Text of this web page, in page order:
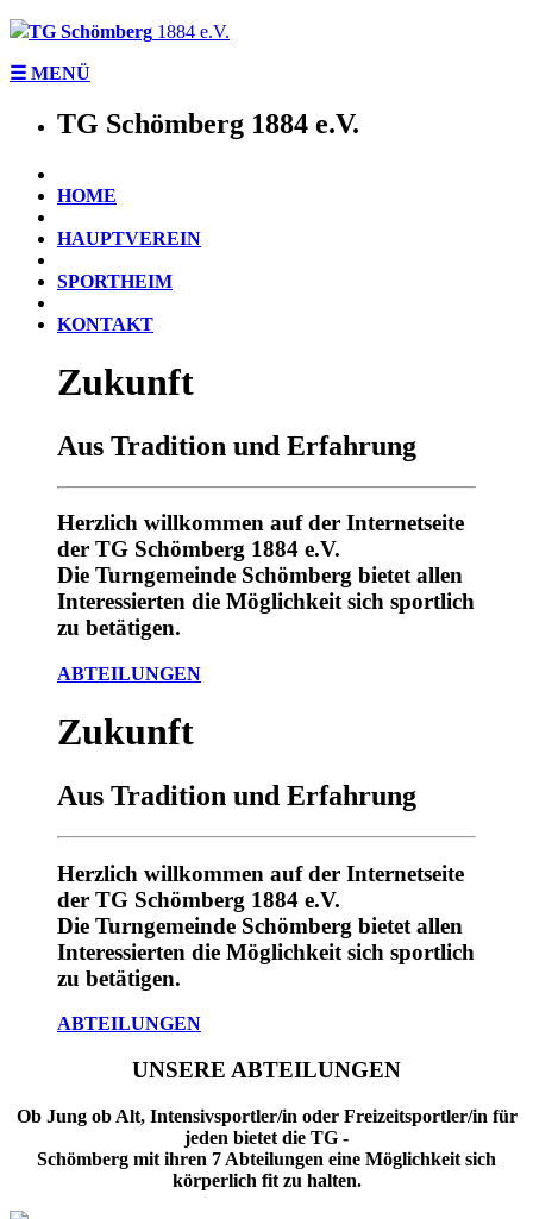
TG Schömberg 1884 e.V.
☰ MENÜ
TG Schömberg 1884 e.V.
HOME
HAUPTVEREIN
SPORTHEIM
KONTAKT
Zukunft
Aus Tradition und Erfahrung
Herzlich willkommen auf der Internetseite
der TG Schömberg 1884 e.V.
Die Turngemeinde Schömberg bietet allen
Interessierten die Möglichkeit sich sportlich
zu betätigen.
ABTEILUNGEN
Zukunft
Aus Tradition und Erfahrung
Herzlich willkommen auf der Internetseite
der TG Schömberg 1884 e.V.
Die Turngemeinde Schömberg bietet allen
Interessierten die Möglichkeit sich sportlich
zu betätigen.
ABTEILUNGEN
UNSERE ABTEILUNGEN
Ob Jung ob Alt, Intensivsportler/in oder Freizeitsportler/in für
jeden bietet die TG -
Schömberg mit ihren 7 Abteilungen eine Möglichkeit sich
körperlich fit zu halten.